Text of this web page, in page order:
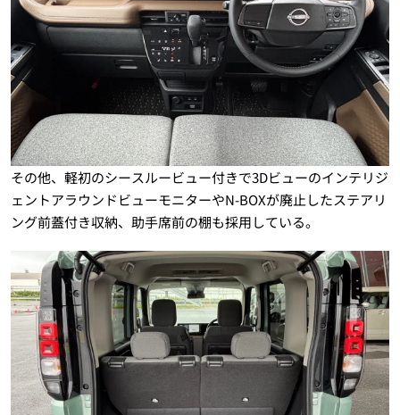
その他、軽初のシースルービュー付きで3Dビューのインテリジ
ェントアラウンドビューモニターやN-BOXが廃止したステアリ
ング前蓋付き収納、助手席前の棚も採用している。